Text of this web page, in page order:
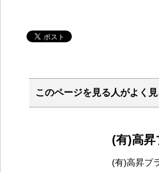
このページを見る人がよく
(有)高昇
(有)高昇プ